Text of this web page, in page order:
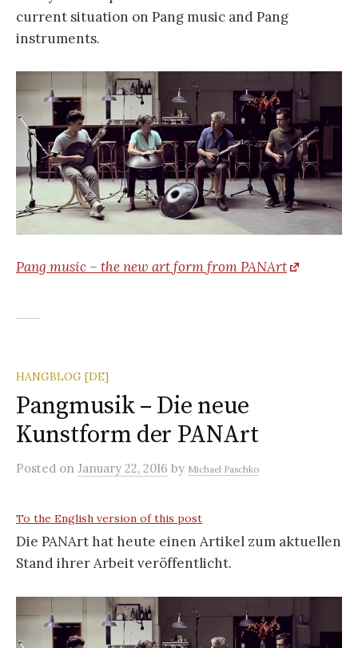
current situation on Pang music and Pang
instruments.
Pang music – the new art form from PANArt
HANGBLOG [DE]
Pangmusik – Die neue
Kunstform der PANArt
Posted on January 22, 2016 by Michael Paschko
To the English version of this post
Die PANArt hat heute einen Artikel zum aktuellen
Stand ihrer Arbeit veröffentlicht.